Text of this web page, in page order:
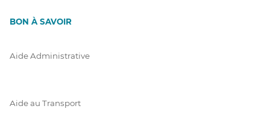
BON À SAVOIR
Aide Administrative
Aide au Transport